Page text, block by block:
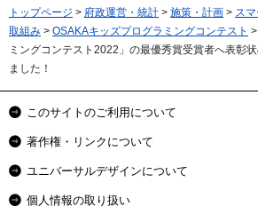
トップページ > 府政運営・統計 > 施策・計画 > ス
取組み > OSAKAキッズプログラミングコンテスト
ミングコンテスト2022」の最優秀賞受賞者へ表彰
ました！
このサイトのご利用について
著作権・リンクについて
ユニバーサルデザインについて
個人情報の取り扱い